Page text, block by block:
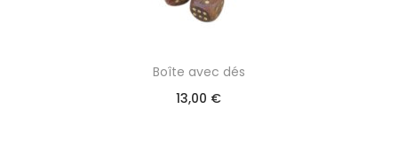
Boîte avec dés
13,00 €